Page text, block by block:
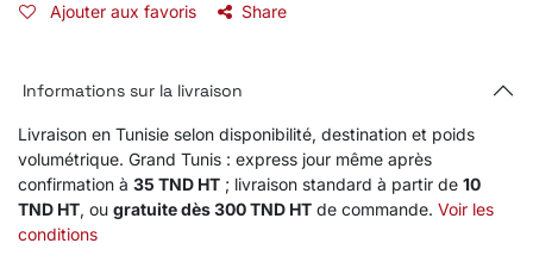
Ajouter aux favoris Share
Informations sur la livraison
Livraison en Tunisie selon disponibilité, destination et poids
volumétrique. Grand Tunis : express jour même après
confirmation à 35 TND HT ; livraison standard à partir de 10
TND HT, ou gratuite dès 300 TND HT de commande. Voir les
conditions